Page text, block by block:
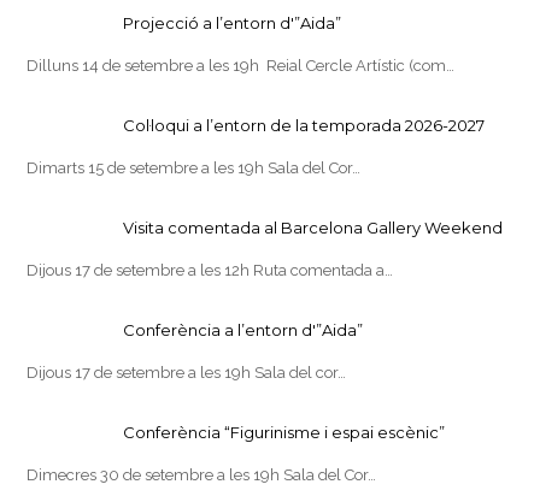
Projecció a l’entorn d'”Aida”
Dilluns 14 de setembre a les 19h Reial Cercle Artístic (com…
Col·loqui a l’entorn de la temporada 2026-2027
Dimarts 15 de setembre a les 19h Sala del Cor…
Visita comentada al Barcelona Gallery Weekend
Dijous 17 de setembre a les 12h Ruta comentada a…
Conferència a l’entorn d'”Aida”
Dijous 17 de setembre a les 19h Sala del cor…
Conferència “Figurinisme i espai escènic”
Dimecres 30 de setembre a les 19h Sala del Cor…